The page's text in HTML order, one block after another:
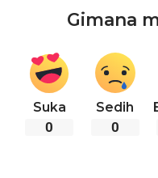
Gimana
Suka
0
Sedih
0